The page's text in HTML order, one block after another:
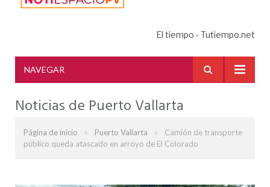
El tiempo - Tutiempo.net
NAVEGAR
Noticias de Puerto Vallarta
Página de inicio » Puerto Vallarta »
Camión de transporte
público queda atascado en arroyo de El Colorado